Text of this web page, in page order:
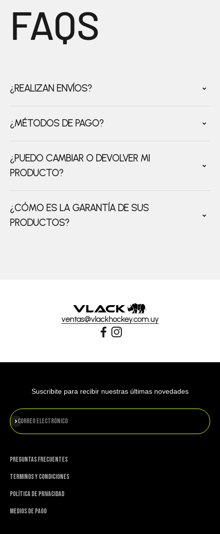
FAQS
¿REALIZAN ENVÍOS?
¿MÉTODOS DE PAGO?
¿PUEDO CAMBIAR O DEVOLVER MI
PRODUCTO?
¿CÓMO ES LA GARANTÍA DE SUS
PRODUCTOS?
ventas@vlackhockey.com.uy
Suscribite para recibir nuestras últimas novedades
Correo electrónico
Suscribirse
PREGUNTAS FRECUENTES
TERMINOS Y CONDICIONES
POLÍTICA DE PRIVACIDAD
MEDIOS DE PAGO